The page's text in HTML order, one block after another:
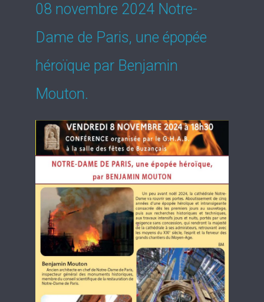
08 novembre 2024 Notre-
Dame de Paris, une épopée
héroïque par Benjamin
Mouton.